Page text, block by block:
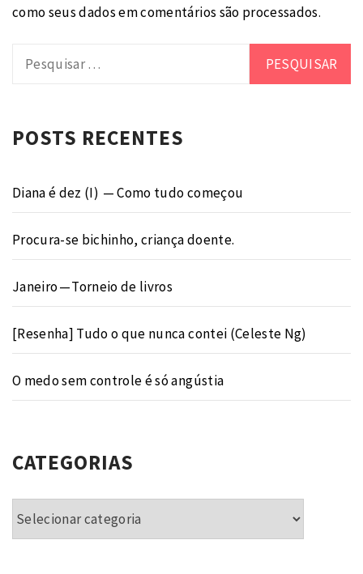
como seus dados em comentários são processados.
Pesquisar
POSTS RECENTES
Diana é dez (I) — Como tudo começou
Procura-se bichinho, criança doente.
Janeiro — Torneio de livros
[Resenha] Tudo o que nunca contei (Celeste Ng)
O medo sem controle é só angústia
CATEGORIAS
Categorias